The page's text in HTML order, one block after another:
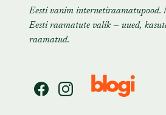
Eesti vanim internetiraamatupood.
Eesti raamatute valik — uued,
raamatud.